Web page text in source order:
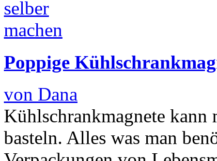
Poppige
von Dana
Kühlschrankmagnete kann
basteln. Alles was man